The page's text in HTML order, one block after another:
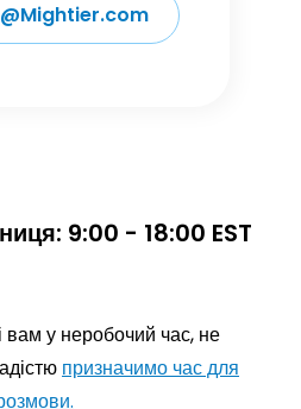
9:00 - 18:00 EST
вам у неробочий час, не
призначимо час для